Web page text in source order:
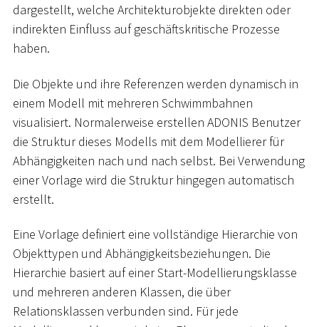
dargestellt, welche Architekturobjekte direkten oder
indirekten Einfluss auf geschäftskritische Prozesse
haben.
Die Objekte und ihre Referenzen werden dynamisch in
einem Modell mit mehreren Schwimmbahnen
visualisiert. Normalerweise erstellen ADONIS Benutzer
die Struktur dieses Modells mit dem Modellierer für
Abhängigkeiten nach und nach selbst. Bei Verwendung
einer Vorlage wird die Struktur hingegen automatisch
erstellt.
Eine Vorlage definiert eine vollständige Hierarchie von
Objekttypen und Abhängigkeitsbeziehungen. Die
Hierarchie basiert auf einer Start-Modellierungsklasse
und mehreren anderen Klassen, die über
Relationsklassen verbunden sind. Für jede